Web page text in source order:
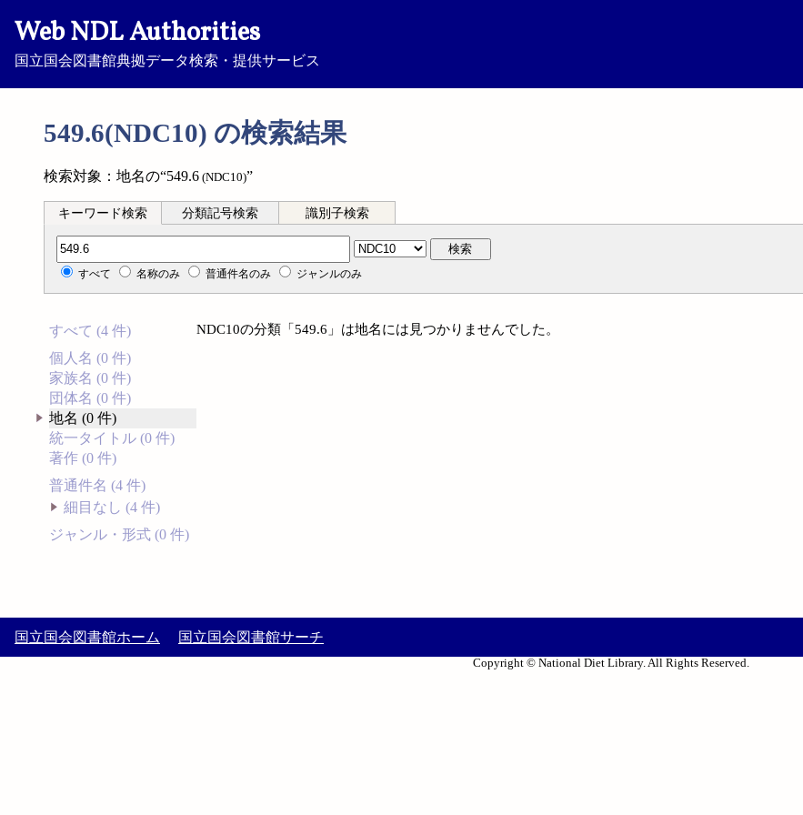
Web NDL Authorities
国立国会図書館典拠データ検索・提供サービス
549.6(NDC10) の検索結果
検索対象：地名の“549.6 (NDC10)”
キーワード検索 分類記号検索 識別子検索
分類記号検索 検索
すべて 名称のみ 普通件名のみ ジャンルのみ
すべて (4 件)
個人名 (0 件)
家族名 (0 件)
団体名 (0 件)
地名 (0 件)
統一タイトル (0 件)
著作 (0 件)
普通件名 (4 件)
細目なし (4 件)
ジャンル・形式 (0 件)
NDC10の分類「549.6」は地名には見つかりませんでした。
国立国会図書館ホーム 国立国会図書館サーチ
Copyright © National Diet Library. All Rights Reserved.